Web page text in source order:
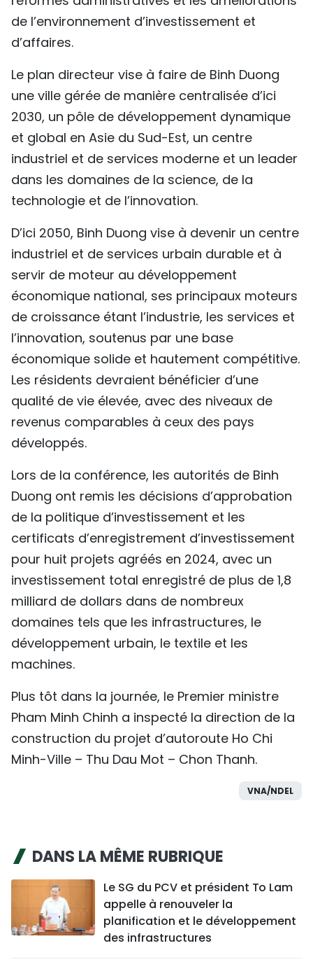
de l’environnement d’investissement et
d’affaires.
Le plan directeur vise à faire de Binh Duong
une ville gérée de manière centralisée d’ici
2030, un pôle de développement dynamique
et global en Asie du Sud-Est, un centre
industriel et de services moderne et un leader
dans les domaines de la science, de la
technologie et de l’innovation.
D’ici 2050, Binh Duong vise à devenir un centre
industriel et de services urbain durable et à
servir de moteur au développement
économique national, ses principaux moteurs
de croissance étant l’industrie, les services et
l’innovation, soutenus par une base
économique solide et hautement compétitive.
Les résidents devraient bénéficier d’une
qualité de vie élevée, avec des niveaux de
revenus comparables à ceux des pays
développés.
Lors de la conférence, les autorités de Binh
Duong ont remis les décisions d’approbation
de la politique d’investissement et les
certificats d’enregistrement d’investissement
pour huit projets agréés en 2024, avec un
investissement total enregistré de plus de 1,8
milliard de dollars dans de nombreux
domaines tels que les infrastructures, le
développement urbain, le textile et les
machines.
Plus tôt dans la journée, le Premier ministre
Pham Minh Chinh a inspecté la direction de la
construction du projet d’autoroute Ho Chi
Minh-Ville – Thu Dau Mot – Chon Thanh.
VNA/NDEL
DANS LA MÊME RUBRIQUE
Le SG du PCV et président To Lam
appelle à renouveler la
planification et le développement
des infrastructures